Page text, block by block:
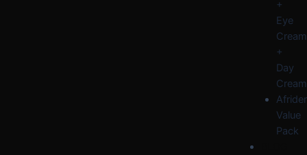
+
Eye
Cream
+
Day
Cream
Value
Pack